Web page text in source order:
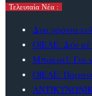
Τελευταία Νέα :
Δυο χρόνια
ΟΙΕΛΕ: Δύο
Μπακαεΐ: Για
ΟΙΕΛΕ: